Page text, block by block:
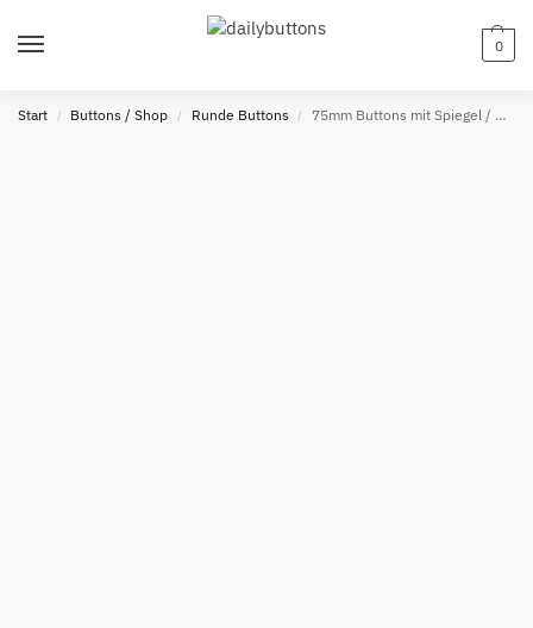
0
Start / Buttons / Shop / Runde Buttons / 75mm Buttons mit Spiegel / Glitzer